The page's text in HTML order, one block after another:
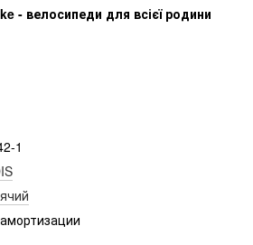
- велосипеди для всієї родини
1